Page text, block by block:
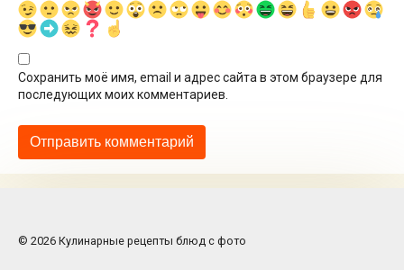
Сохранить моё имя, email и адрес сайта в этом браузере для
последующих моих комментариев.
© 2026 Кулинарные рецепты блюд с фото